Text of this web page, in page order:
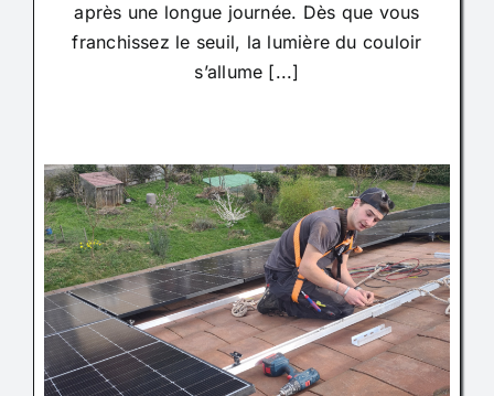
après une longue journée. Dès que vous
franchissez le seuil, la lumière du couloir
s’allume [...]